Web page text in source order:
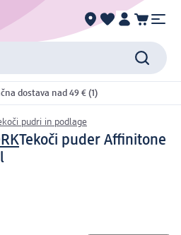
dostava nad 49 € (1)
pudri in podlage
Tekoči puder Affinitone